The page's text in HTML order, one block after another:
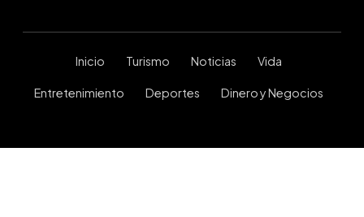
Inicio Turismo Noticias Vida
Entretenimiento Deportes Dinero y Negocios